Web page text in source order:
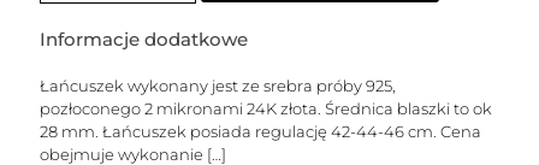
-Informacje dodatkowe
Łańcuszek wykonany jest ze srebra próby 925,
pozłoconego 2 mikronami 24K złota. Średnica blaszki to ok
28 mm. Łańcuszek posiada regulację 42-44-46 cm. Cena
obejmuje wykonanie […]